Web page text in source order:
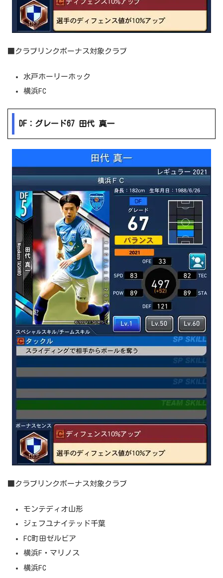
■クラブリンクボーナス対象クラブ
水戸ホーリーホック
横浜FC
DF：グレード67 田代 真一
■クラブリンクボーナス対象クラブ
モンテディオ山形
ジェフユナイテッド千葉
FC町田ゼルビア
横浜F・マリノス
横浜FC